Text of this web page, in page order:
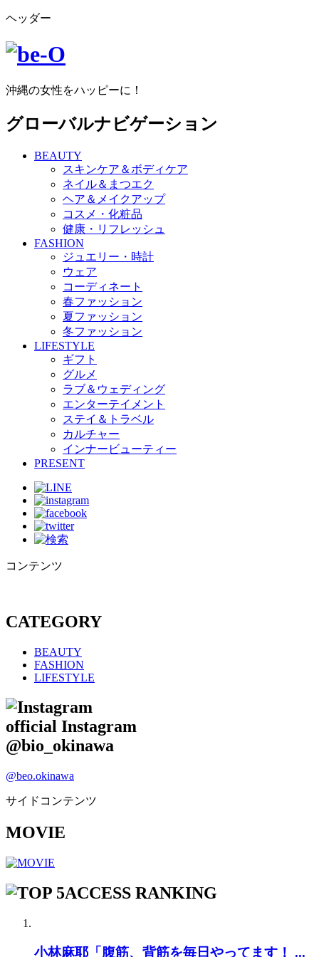
ヘッダー
沖縄の女性をハッピーに！
グローバルナビゲーション
BEAUTY
スキンケア＆ボディケア
ネイル＆まつエク
ヘア＆メイクアップ
コスメ・化粧品
健康・リフレッシュ
FASHION
ジュエリー・時計
ウェア
コーディネート
春ファッション
夏ファッション
冬ファッション
LIFESTYLE
ギフト
グルメ
ラブ＆ウェディング
エンターテイメント
ステイ＆トラベル
カルチャー
インナービューティー
PRESENT
コンテンツ
CATEGORY
BEAUTY
FASHION
LIFESTYLE
official Instagram
@bio_okinawa
@beo.okinawa
サイドコンテンツ
MOVIE
ACCESS RANKING
小林麻耶「腹筋、背筋を毎日やってます！ ...